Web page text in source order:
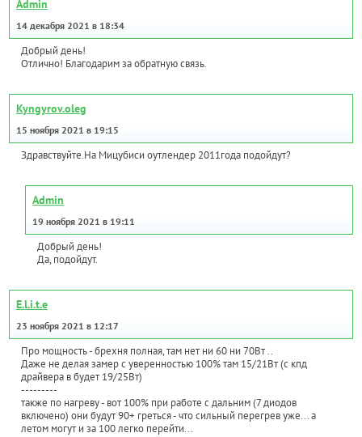
Admin
14 декабря 2021 в 18:34
Добрый день!
Отлично! Благодарим за обратную связь.
Kyngyrov.oleg
15 ноября 2021 в 19:15
Здравствуйте.На Мицубиси оутлендер 2011года подойдут?
Admin
19 ноября 2021 в 19:11
Добрый день!
Да, подойдут.
E.l.i.t.e
23 ноября 2021 в 12:17
Про мощность - брехня полная, там нет ни 60 ни 70Вт ..
Даже не делая замер с уверенностью 100% там 15/21Вт (с кпд
драйвера в будет 19/25Вт)
---------
также по нагреву - вот 100% при работе с дальним (7 диодов
включено) они будут 90+ греться - что сильный перегрев уже... а
летом могут и за 100 легко перейти...